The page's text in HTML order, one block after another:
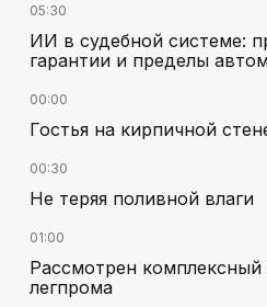
05:30
ИИ в судебной системе:
гарантии и пределы
00:00
Гостья на кирпичной
00:30
Не теряя поливной влаги
01:00
Рассмотрен комплексный
легпрома